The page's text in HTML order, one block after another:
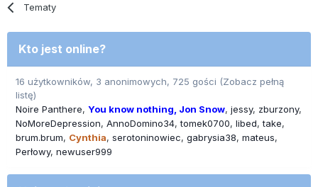
Tematy
Kto jest online?
16 użytkowników, 3 anonimowych, 725 gości (Zobacz pełną
listę)
Noire Panthere You know nothing, Jon Snow jessy zburzony
NoMoreDepression AnnoDomino34 tomek0700 libed take
brum.brum
Cynthia serotoninowiec gabrysia38 mateus
Perłowy newuser999